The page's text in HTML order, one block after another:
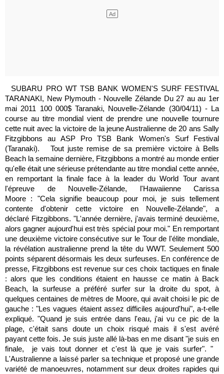
SUBARU PRO WT TSB BANK WOMEN'S SURF FESTIVAL
TARANAKI, New Plymouth - Nouvelle Zélande Du 27 au au 1er
mai 2011 100 000$ Taranaki, Nouvelle-Zélande (30/04/11) - La
course au titre mondial vient de prendre une nouvelle tournure
cette nuit avec la victoire de la jeune Australienne de 20 ans Sally
Fitzgibbons au ASP Pro TSB Bank Women's Surf Festival
(Taranaki). Tout juste remise de sa première victoire à Bells
Beach la semaine dernière, Fitzgibbons a montré au monde entier
qu'elle était une sérieuse prétendante au titre mondial cette année,
en remportant la finale face à la leader du World Tour avant
l'épreuve de Nouvelle-Zélande, l'Hawaiienne Carissa
Moore : "Cela signifie beaucoup pour moi, je suis tellement
contente d'obtenir cette victoire en Nouvelle-Zélande", a
déclaré Fitzgibbons. "L'année dernière, j'avais terminé deuxième,
alors gagner aujourd'hui est très spécial pour moi." En remportant
une deuxième victoire consécutive sur le Tour de l'élite mondiale,
la révélation australienne prend la tête du WWT. Seulement 500
points séparent désormais les deux surfeuses. En conférence de
presse, Fitzgibbons est revenue sur ces choix tactiques en finale
: alors que les conditions étaient en hausse ce matin à Back
Beach, la surfeuse a préféré surfer sur la droite du spot, à
quelques centaines de mètres de Moore, qui avait choisi le pic de
gauche : "Les vagues étaient assez difficiles aujourd'hui", a-t-elle
expliqué. "Quand je suis entrée dans l'eau, j'ai vu ce pic de la
plage, c'était sans doute un choix risqué mais il s'est avéré
payant cette fois. Je suis juste allé là-bas en me disant "je suis en
finale, je vais tout donner et c'est là que je vais surfer". "
L'Australienne a laissé parler sa technique et proposé une grande
variété de manoeuvres, notamment sur deux droites rapides qui